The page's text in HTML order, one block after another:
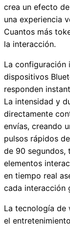
crea un efecto
una experiencia
Cuantos más
la interacción.
La configuración
dispositivos
responden
La intensidad y
directamente
envías, creando
pulsos rápidos
de 90 segundos,
elementos
en tiempo real
cada interacción
La tecnología de
el